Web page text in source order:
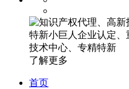
了解更多
首页